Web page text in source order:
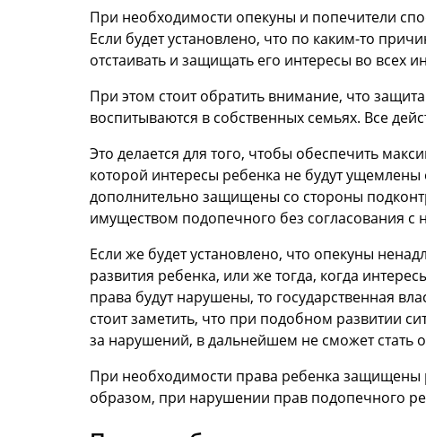
При необходимости опекуны и попечители
Если будет установлено, что по каким-то
отстаивать и защищать его интересы во всех
При этом стоит обратить внимание, что
воспитываются в собственных семьях. Все
Это делается для того, чтобы обеспечить
которой интересы ребенка не будут
дополнительно защищены со стороны
имуществом подопечного без согласования
Если же будет установлено, что опекуны
развития ребенка, или же тогда, когда
права будут нарушены, то государственная
стоит заметить, что при подобном развитии
за нарушений, в дальнейшем не сможет стать
При необходимости права ребенка защищены
образом, при нарушении прав подопечного